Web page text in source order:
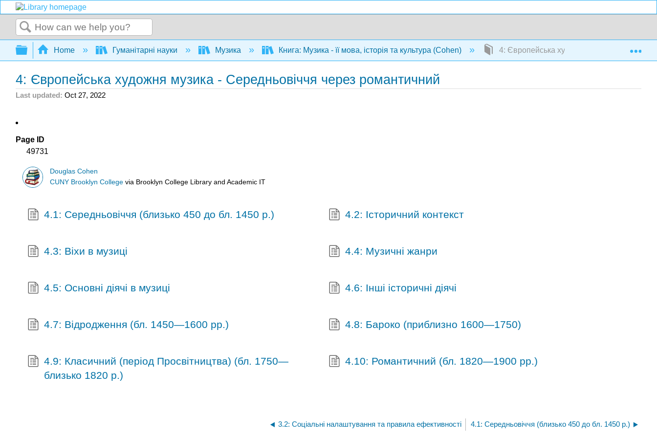
Search
Expand/collapse global hierarchy
Home Гуманітарні науки Музика Книга: Музика - її мова, історія та культура (Cohen) 4: Європейська художня музика -
4: Європейська художня музика - Середньовіччя через романтичний
Last updated Oct 27, 2022
Page ID
49731
Douglas Cohen
CUNY Brooklyn Collegevia Brooklyn College Library and Academic IT
4.1: Середньовіччя (близько 450 до бл. 1450 р.) 4.2: Історичний контекст
4.3: Віхи в музиці 4.4: Музичні жанри
4.5: Основні діячі в музиці 4.6: Інші історичні діячі
4.7: Відродження (бл. 1450—1600 рр.) 4.8: Бароко (приблизно 1600—1750)
4.9: Класичний (період Просвітництва) (бл. 1750—
близько 1820 р.)
4.10: Романтичний (бл. 1820—1900 рр.)
3.2: Соціальні налаштування та правила ефективності 4.1: Середньовіччя (близько 450 до бл. 1450 р.)